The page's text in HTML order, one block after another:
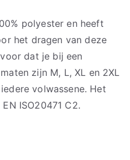
polyester en heeft
het dragen van deze
dat je bij een
zijn M, L, XL en 2XL
volwassene. Het
ISO20471 C2.